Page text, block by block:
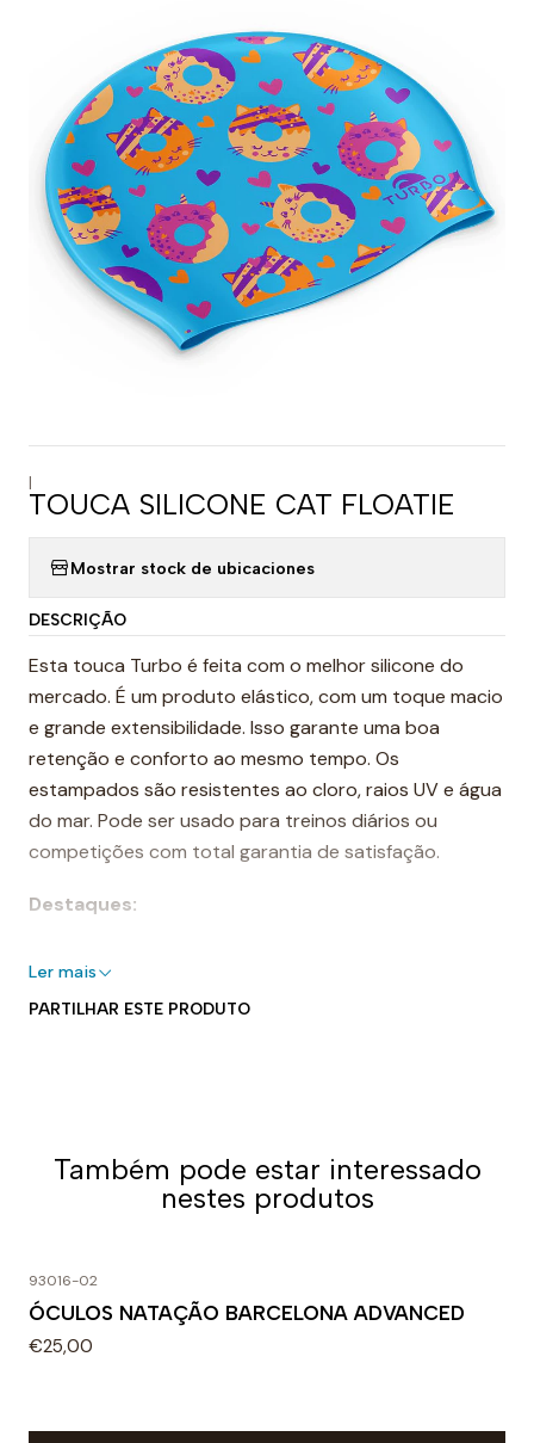
|
TOUCA SILICONE CAT FLOATIE
Mostrar stock de ubicaciones
DESCRIÇÃO
Esta touca Turbo é feita com o melhor silicone do
mercado. É um produto elástico, com um toque macio
e grande extensibilidade. Isso garante uma boa
retenção e conforto ao mesmo tempo. Os
estampados são resistentes ao cloro, raios UV e água
do mar. Pode ser usado para treinos diários ou
competições com total garantia de satisfação.
Destaques:
- Elástico para um ajuste seguro e adaptável
Perfeita para nadar. Projetado para uso diário em
treinos ou competições. A densidade específica do
Ler mais
PARTILHAR ESTE PRODUTO
Também pode estar interessado
nestes produtos
93016-02
ÓCULOS NATAÇÃO BARCELONA ADVANCED
€25,00